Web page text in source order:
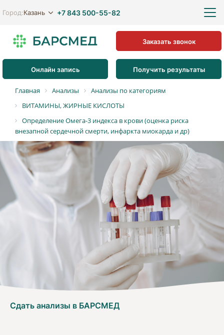
Город:Казань +7 843 500-55-82
Онлайн запись Получить результаты
Заказать звонок
Главная Анализы
Анализы по категориям
ВИТАМИНЫ, ЖИРНЫЕ КИСЛОТЫ
Определение Омега-3 индекса в крови (оценка риска
внезапной сердечной смерти, инфаркта миокарда и др)
Сдать анализы в БАРСМЕД